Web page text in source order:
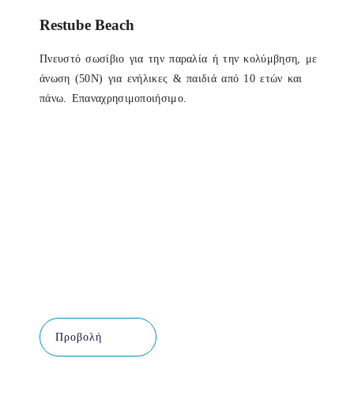
Restube Beach
Πνευστό σωσίβιο για την παραλία ή την κολύμβηση, με
άνωση (50N) για ενήλικες & παιδιά από 10 ετών και
πάνω. Επαναχρησιμοποιήσιμο.
Προβολή